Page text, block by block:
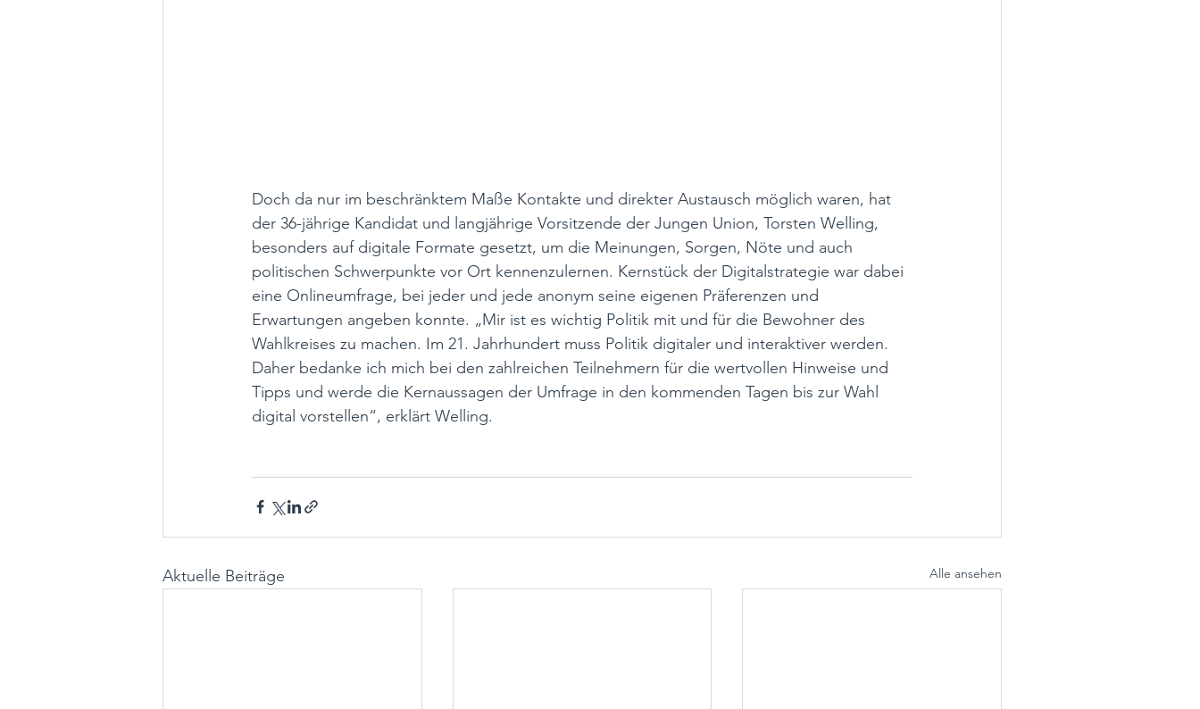
Doch da nur im beschränktem Maße Kontakte und direkter Austausch möglich waren, hat
der 36-jährige Kandidat und langjährige Vorsitzende der Jungen Union, Torsten Welling,
besonders auf digitale Formate gesetzt, um die Meinungen, Sorgen, Nöte und auch
politischen Schwerpunkte vor Ort kennenzulernen. Kernstück der Digitalstrategie war dabei
eine Onlineumfrage, bei jeder und jede anonym seine eigenen Präferenzen und
Erwartungen angeben konnte. „Mir ist es wichtig Politik mit und für die Bewohner des
Wahlkreises zu machen. Im 21. Jahrhundert muss Politik digitaler und interaktiver werden.
Daher bedanke ich mich bei den zahlreichen Teilnehmern für die wertvollen Hinweise und
Tipps und werde die Kernaussagen der Umfrage in den kommenden Tagen bis zur Wahl
digital vorstellen“, erklärt Welling.
Aktuelle Beiträge Alle ansehen